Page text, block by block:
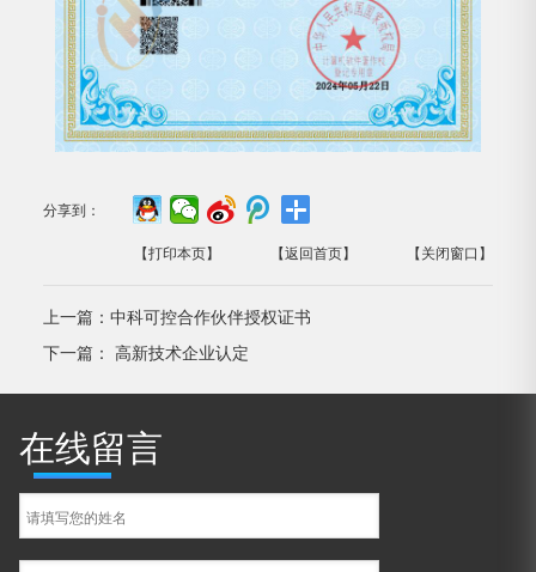
分享到：
【打印本页】 【返回首页】 【关闭窗口】
上一篇： 中科可控合作伙伴授权证书
下一篇： 高新技术企业认定
在线留言